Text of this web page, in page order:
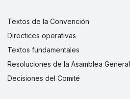
Textos de la Convención
Directices operativas
Textos fundamentales
Resoluciones de la Asamblea General
Decisiones del Comité